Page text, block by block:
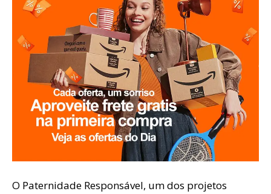
O Paternidade Responsável, um dos projetos